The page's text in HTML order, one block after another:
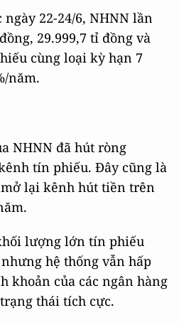
22-24/6, NHNN lần
29.999,7 tỉ đồng và
cùng loại kỳ hạn 7
năm.
NHNN đã hút ròng
tín phiếu. Đây cũng là
lại kênh hút tiền trên
lượng lớn tín phiếu
hệ thống vẫn hấp
khoản của các ngân hàng
thái tích cực.